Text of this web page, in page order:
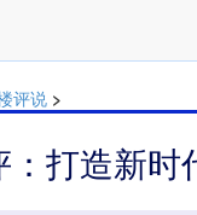
评说 >
：打造新时